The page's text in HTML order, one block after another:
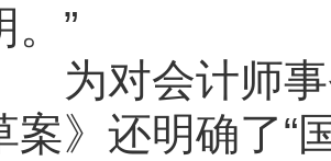
”
为对会计师事
案》还明确了“